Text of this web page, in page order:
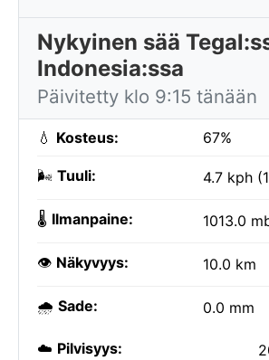
Nykyinen sää
Indonesia:ssa
Päivitetty klo 9:15 tänään
💧 Kosteus: 67%
🌬️ Tuuli: 4.7 kph
🌡️ Ilmanpaine: 1013.0
👁️ Näkyvyys: 10.0 km
🌧️ Sade: 0.0 mm
☁️ Pilvisyys: